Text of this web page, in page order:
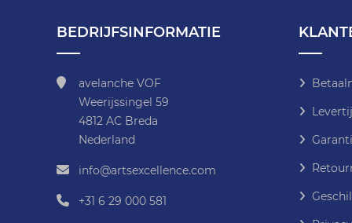
BEDRIJFSINFORMATIE
avelanche VOF
Weerijssingel 59
4812 AC Breda
Nederland
info@artsexcellence.com
+31 6 29 000 581